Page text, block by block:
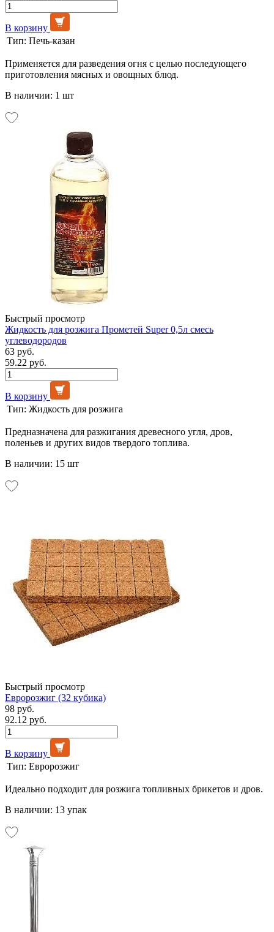
В корзину
Тип: Печь-казан
Применяется для разведения огня с целью последующего
приготовления мясных и овощных блюд.
В наличии: 1 шт
Быстрый просмотр
Жидкость для розжига Прометей Super 0,5л смесь
углеводородов
63 руб.
59.22 руб.
В корзину
Тип: Жидкость для розжига
Предназначена для разжигания древесного угля, дров,
поленьев и других видов твердого топлива.
В наличии: 15 шт
Быстрый просмотр
Евророзжиг (32 кубика)
98 руб.
92.12 руб.
В корзину
Тип: Евророзжиг
Идеально подходит для розжига топливных брикетов и дров.
В наличии: 13 упак